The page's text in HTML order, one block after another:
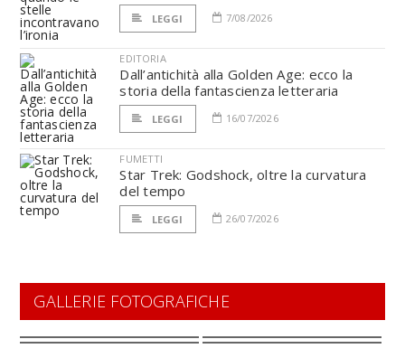
LEGGI 7/08/2026
EDITORIA
Dall’antichità alla Golden Age: ecco la
storia della fantascienza letteraria
LEGGI 16/07/2026
FUMETTI
Star Trek: Godshock, oltre la curvatura
del tempo
LEGGI 26/07/2026
GALLERIE FOTOGRAFICHE